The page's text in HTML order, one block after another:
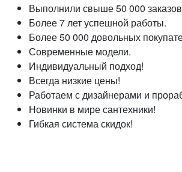
Выполнили свыше 50 000
Более 7 лет успешной работы.
Более 50 000 довольных
Современные модели.
Индивидуальный подход!
Всегда низкие цены!
Работаем с дизайнерами и
Новинки в мире сантехники!
Гибкая система скидок!